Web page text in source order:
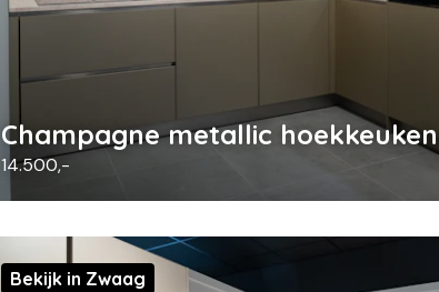
Champagne metallic hoekkeuken
14.500,-
Bekijk in Zwaag